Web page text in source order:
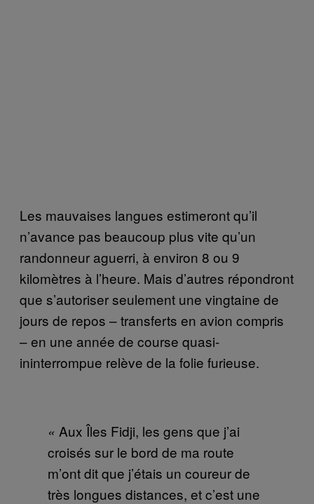
Les mauvaises langues estimeront qu’il
n’avance pas beaucoup plus vite qu’un
randonneur aguerri, à environ 8 ou 9
kilomètres à l’heure. Mais d’autres répondront
que s’autoriser seulement une vingtaine de
jours de repos – transferts en avion compris
– en une année de course quasi-
ininterrompue relève de la folie furieuse.
« Aux Îles Fidji, les gens que j’ai
croisés sur le bord de ma route
m’ont dit que j’étais un coureur de
très longues distances, et c’est une